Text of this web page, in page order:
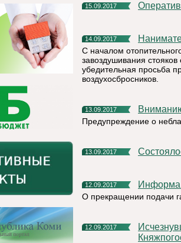
15.09.2017
14.09.2017
С началом
завоздушивания
убедительная просьба
воздухосбросников.
13.09.2017
Предупреждение о
13.09.2017
12.09.2017
О прекращении подачи
12.09.2017
Исчезнувшие и исчезающие поселения на территории